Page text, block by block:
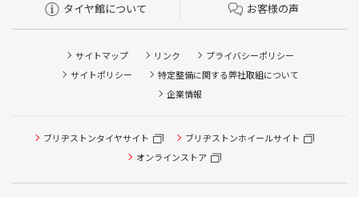
タイヤ館について お客様の声
サイトマップ リンク
プライバシーポリシー
サイトポリシー
特定整備に関する弊社取組について
企業情報
ブリヂストンタイヤサイト
ブリヂストンホイールサイト
オンラインストア
タイヤ点検・安全点検/タイヤ履き替え/オイル交換/その他
ピット作業の予約